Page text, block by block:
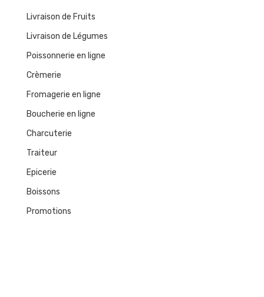
Livraison de Fruits
Livraison de Légumes
Poissonnerie en ligne
Crèmerie
Fromagerie en ligne
Boucherie en ligne
Charcuterie
Traiteur
Epicerie
Boissons
Promotions